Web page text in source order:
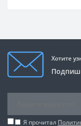
Хотите
Я прочитал